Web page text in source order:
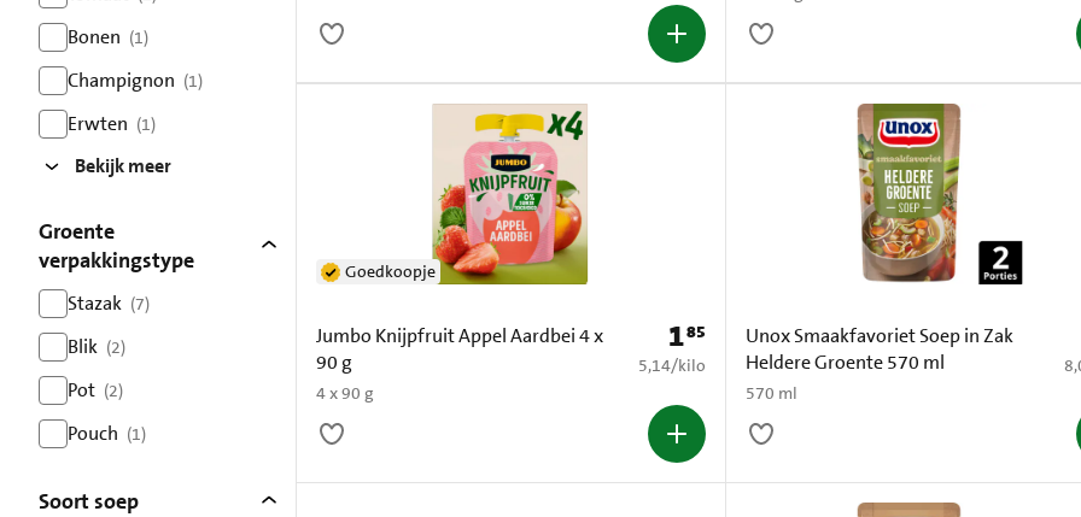
resultaten
Bonen (1)
resultaten
Champignon (1)
resultaten
Erwten (1)
Bekijk meer
Groente
verpakkingstype
Stazak (7)
resultaten
Blik (2)
resultaten
Pot (2)
resultaten
Pouch (1)
Soort soep
Jumbo Knijpfruit Appel Aardbei 4 x
90 g
4 x 90 g
Goedkoopje
Prijs: € 1,85
185
€ 5,14 per kilo
5,14/kilo
Unox Smaakfavoriet Soep in Zak
Heldere Groente 570 ml
570 ml
€